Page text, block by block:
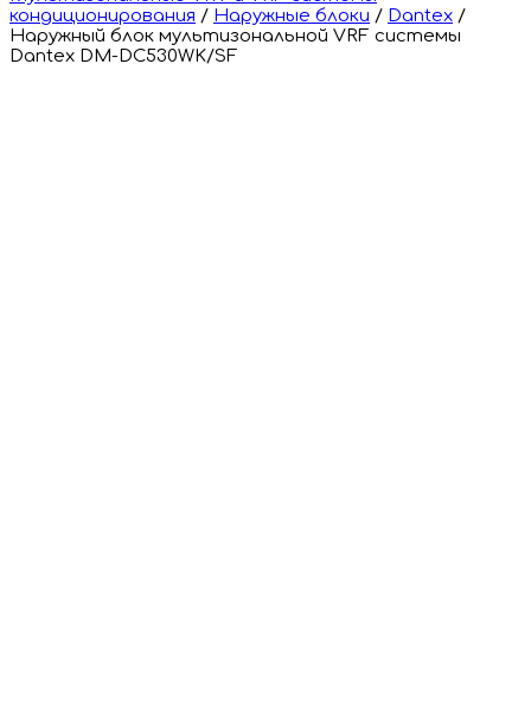
кондиционирования / Наружные блоки / Dantex /
Наружный блок мультизональной VRF системы
Dantex DM-DC530WK/SF